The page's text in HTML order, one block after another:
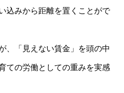
込みから距離を置くことがで
、「見えない賃金」を頭の中
ての労働としての重みを実感